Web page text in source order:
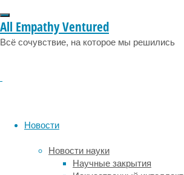
All Empathy Ventured
Всё сочувствие, на которое мы решились
Новости
Новости науки
Научные закрытия
из
самых
страдает
около